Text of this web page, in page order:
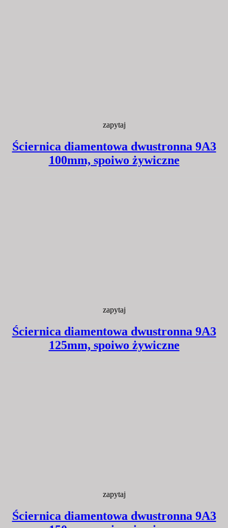
zapytaj
Ściernica diamentowa dwustronna 9A3
100mm, spoiwo żywiczne
zapytaj
Ściernica diamentowa dwustronna 9A3
125mm, spoiwo żywiczne
zapytaj
Ściernica diamentowa dwustronna 9A3